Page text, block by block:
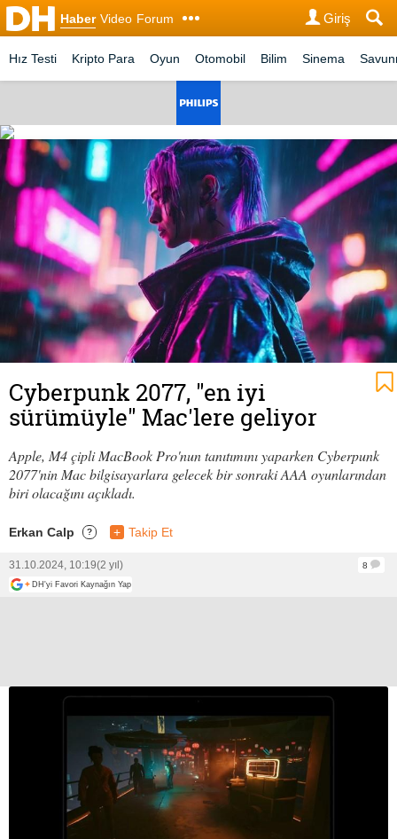
Haber Video Forum Giriş
Hız Testi Kripto Para Oyun Otomobil Bilim Sinema
Cyberpunk 2077, "en iyi
sürümüyle" Mac'lere geliyor
Apple, M4 çipli MacBook Pro'nun tanıtımını yaparken Cyberpunk
2077'nin Mac bilgisayarlara gelecek bir sonraki AAA oyunlarından
biri olacağını açıkladı.
Erkan Calp ? + Takip Et
31.10.2024, 10:19(2 yıl)
8
+ DH'yi Favori Kaynağın Yap